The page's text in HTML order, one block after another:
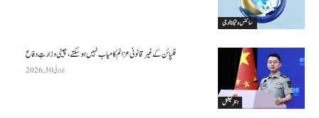
سائنس وٹیکنالوجی
انٹرنیشنل
فلپائن کے غیر قانونی عزائم کامیاب نہیں ہو سکتے ، چینی وزارتِ دفاع
جولائی 30, 2026